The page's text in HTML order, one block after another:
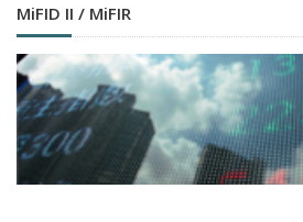
MiFID II / MiFIR